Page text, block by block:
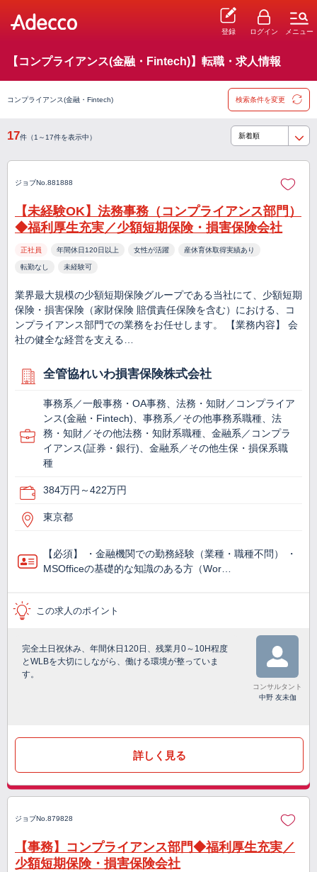
登録 ログイン メニュー
【コンプライアンス(金融・Fintech)】転職・求人情報
コンプライアンス(金融・Fintech) 検索条件を変更
17件（1～17件を表示中）
ジョブNo.881888
【未経験OK】法務事務（コンプライアンス部門）
◆福利厚生充実／少額短期保険・損害保険会社
正社員 年間休日120日以上 女性が活躍 産休育休取得実績あり
転勤なし 未経験可
業界最大規模の少額短期保険グループである当社にて、少額短期
保険・損害保険（家財保険 賠償責任保険を含む）における、コ
ンプライアンス部門での業務をお任せします。 【業務内容】 会
社の健全な経営を支える…
全管協れいわ損害保険株式会社
事務系／一般事務・OA事務、法務・知財／コンプライア
ンス(金融・Fintech)、事務系／その他事務系職種、法
務・知財／その他法務・知財系職種、金融系／コンプラ
イアンス(証券・銀行)、金融系／その他生保・損保系職
種
384万円～422万円
東京都
【必須】 ・金融機関での勤務経験（業種・職種不問） ・
MSOfficeの基礎的な知識のある方（Wor…
この求人のポイント
完全土日祝休み、年間休日120日、残業月0～10H程度
とWLBを大切にしながら、働ける環境が整っていま
す。
コンサルタント
中野 友未伽
詳しく見る
ジョブNo.879828
【事務】コンプライアンス部門◆福利厚生充実／
少額短期保険・損害保険会社